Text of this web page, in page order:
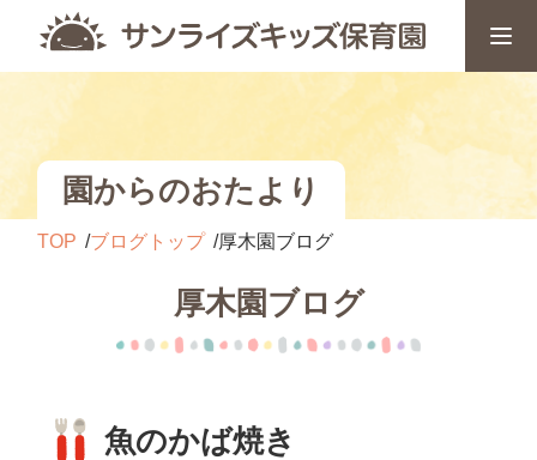
園からのおたより
TOP ブログトップ 厚木園ブログ
厚木園ブログ
魚のかば焼き